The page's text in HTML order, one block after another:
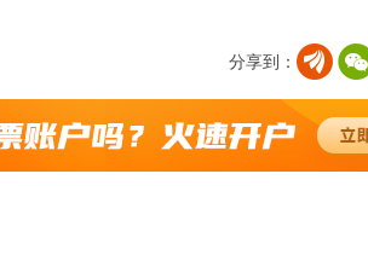
分享到：